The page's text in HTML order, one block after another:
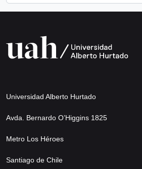
Universidad Alberto Hurtado
Avda. Bernardo O’Higgins 1825
Metro Los Héroes
Santiago de Chile